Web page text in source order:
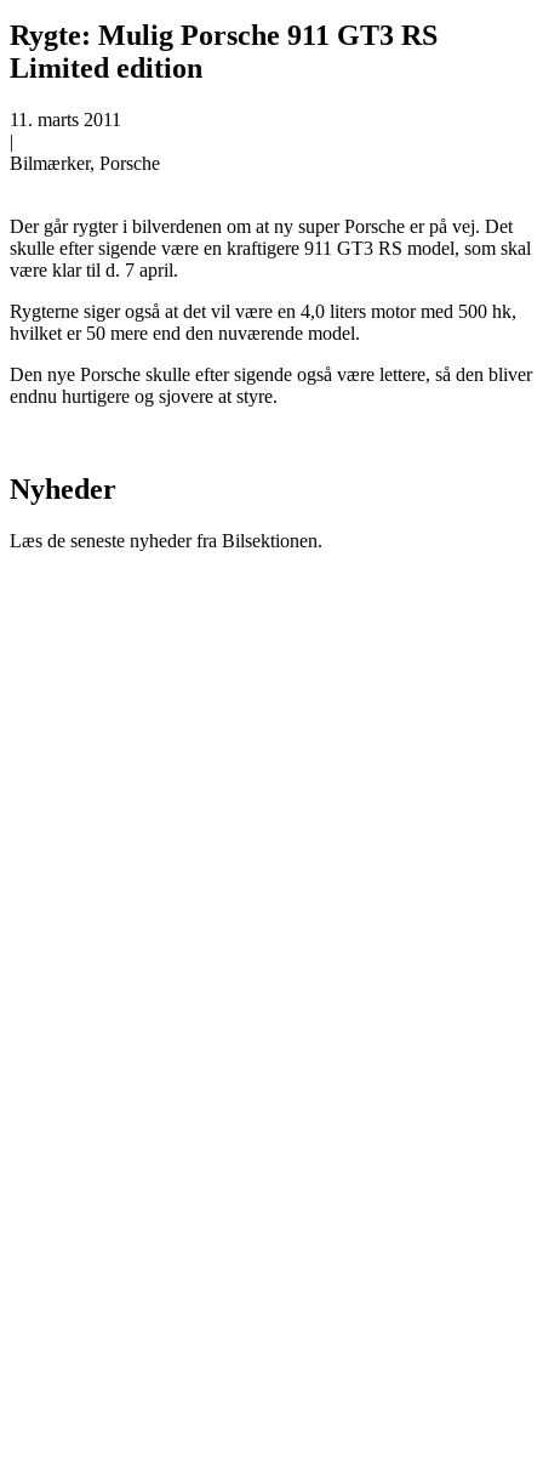
Rygte: Mulig Porsche 911 GT3 RS
Limited edition
11. marts 2011
|
Bilmærker, Porsche
Der går rygter i bilverdenen om at ny super Porsche er på vej. Det
skulle efter sigende være en kraftigere 911 GT3 RS model, som skal
være klar til d. 7 april.
Rygterne siger også at det vil være en 4,0 liters motor med 500 hk,
hvilket er 50 mere end den nuværende model.
Den nye Porsche skulle efter sigende også være lettere, så den bliver
endnu hurtigere og sjovere at styre.
Nyheder
Læs de seneste nyheder fra Bilsektionen.